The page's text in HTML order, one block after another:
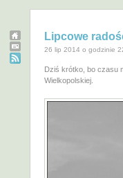
Lipcowe
26 lip 2014 o godzinie
Dziś krótko, bo czasu
Wielkopolskiej.